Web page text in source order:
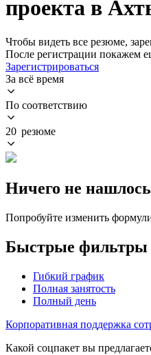
проекта в
Чтобы видеть все резюме,
После регистрации покажем
Зарегистрироваться
За всё время
По соответствию
20 резюме
Ничего не нашлось
Попробуйте изменить
Быстрые фильтры
Гибкий график
Полная занятость
Полный день
Корпоративная поддержка
Какой соцпакет вы